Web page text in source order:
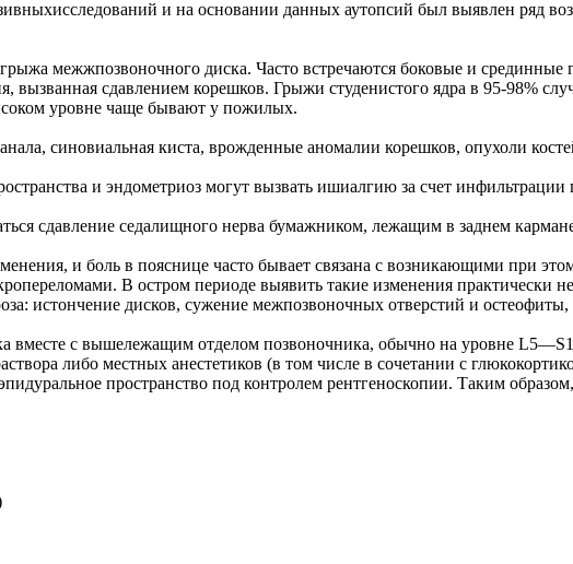
и на основании данных аутопсий был выявлен ряд
межжпозвоночного диска. Часто встречаются боковые и
вызванная сдавлением корешков. Грыжи студенистого ядра в 95-98%
уровне чаще бывают у пожилых.
синовиальная киста, врожденные аномалии корешков, опухоли
и эндометриоз могут вызвать ишиалгию за счет инфильтрации
сдавление седалищного нерва бумажником, лежащим в заднем
и боль в пояснице часто бывает связана с возникающими при
В остром периоде выявить такие изменения практически
истончение дисков, сужение межпозвоночных отверстий и
вместе с вышележащим отделом позвоночника, обычно на уровне
либо местных анестетиков (в том числе в сочетании с
пространство под контролем рентгеноскопии. Таким